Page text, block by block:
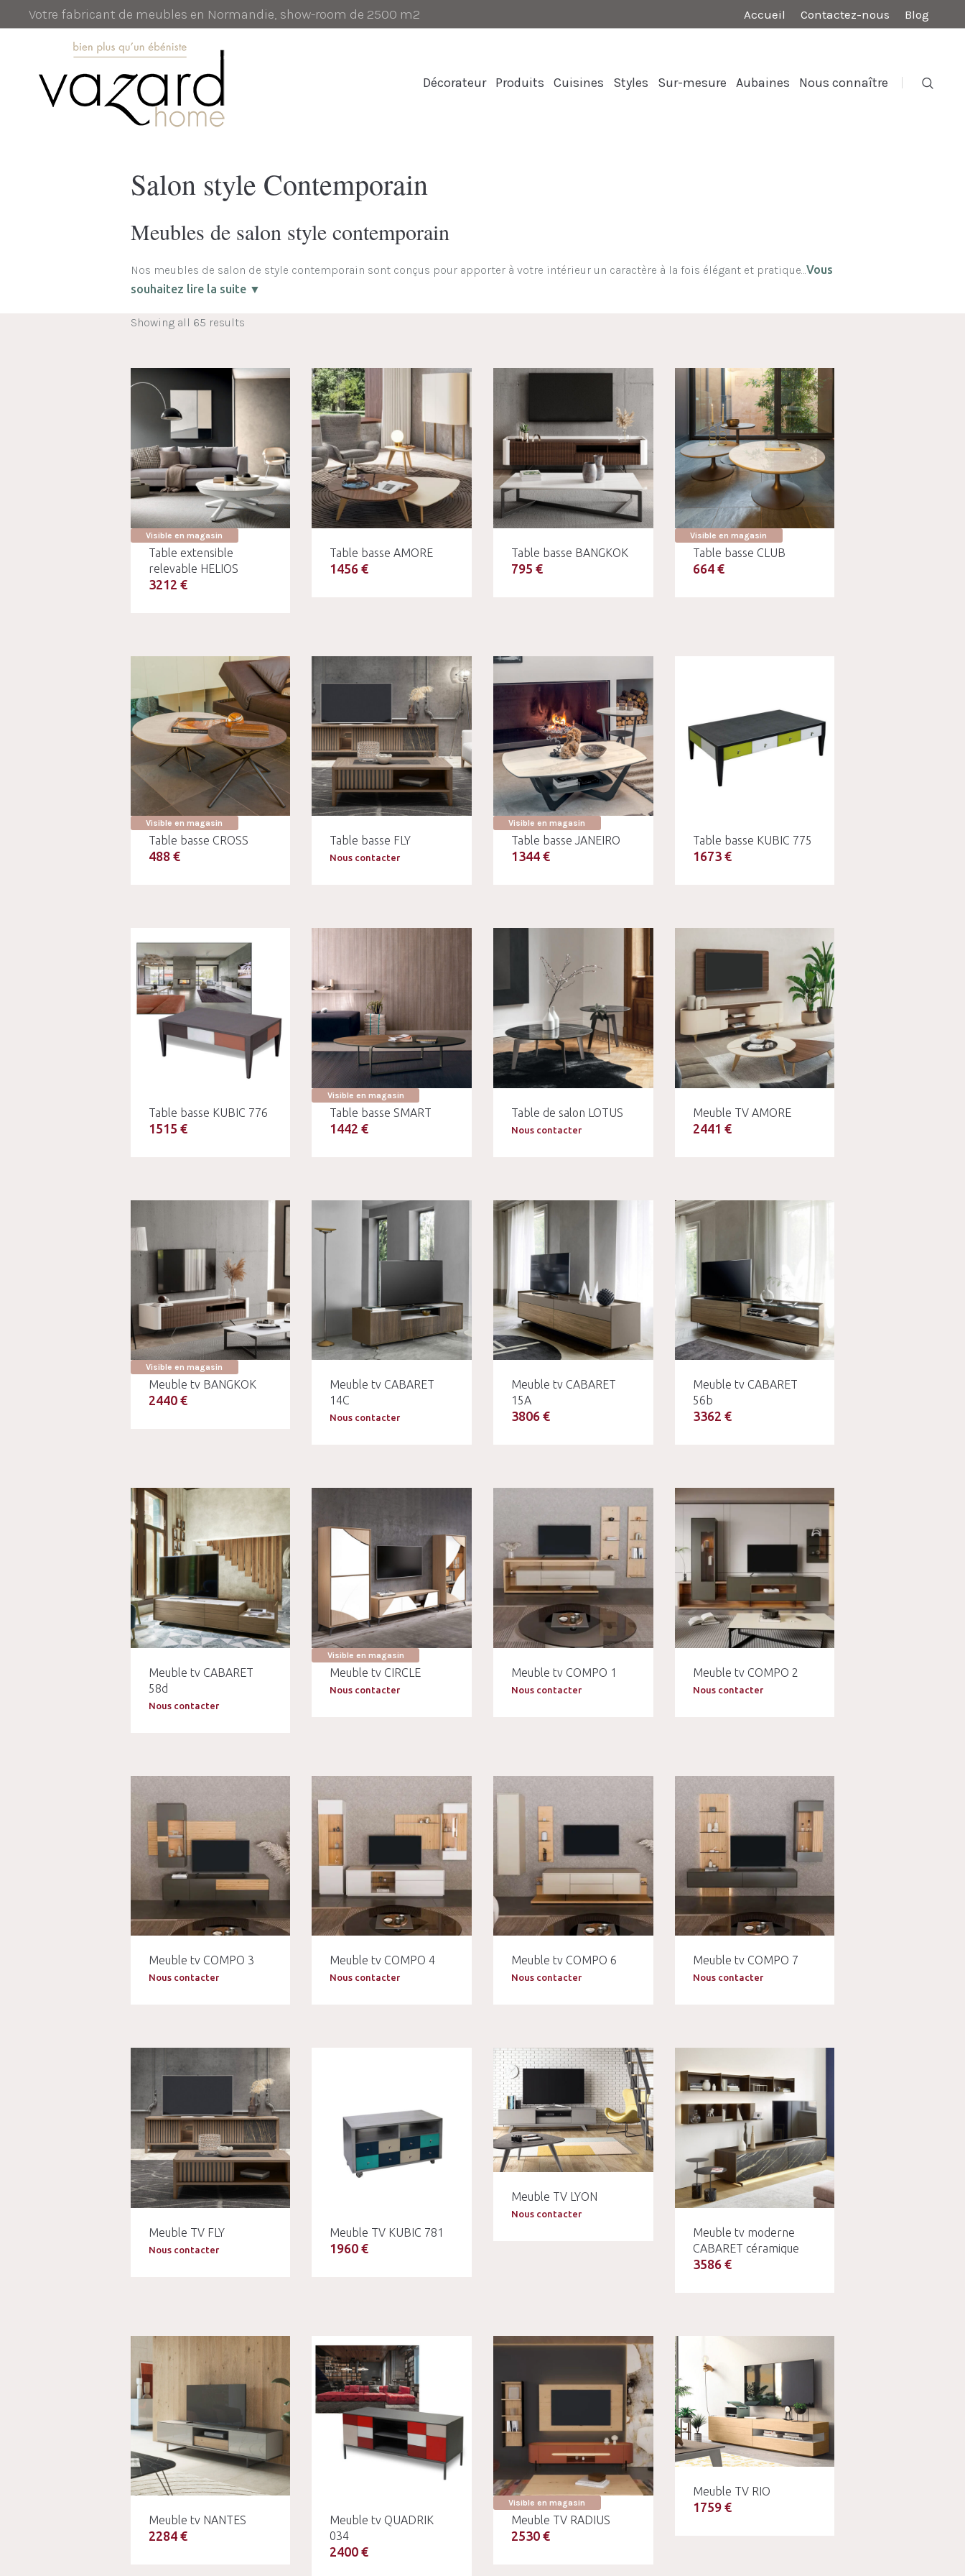
Accueil Contactez-nous Blog
Votre fabricant de meubles en Normandie, show-room de 2500 m2
Décorateur Produits Cuisines Styles Sur-mesure Aubaines Nous connaître
Salon style Contemporain
Meubles de salon style contemporain
Nos meubles de salon de style contemporain sont conçus pour apporter à votre intérieur un caractère à la fois élégant et pratique…Vous
souhaitez lire la suite ▼
Showing all 65 results
Visible en magasin
Table extensible
relevable HELIOS
3212 €
Table basse AMORE
1456 €
Table basse BANGKOK
795 €
Visible en magasin
Table basse CLUB
664 €
Visible en magasin
Table basse CROSS
488 €
Table basse FLY
Nous contacter
Visible en magasin
Table basse JANEIRO
1344 €
Table basse KUBIC 775
1673 €
Table basse KUBIC 776
1515 €
Visible en magasin
Table basse SMART
1442 €
Table de salon LOTUS
Nous contacter
Meuble TV AMORE
2441 €
Visible en magasin
Meuble tv BANGKOK
2440 €
Meuble tv CABARET
14C
Nous contacter
Meuble tv CABARET
15A
3806 €
Meuble tv CABARET
56b
3362 €
Meuble tv CABARET
58d
Nous contacter
Visible en magasin
Meuble tv CIRCLE
Nous contacter
Meuble tv COMPO 1
Nous contacter
Meuble tv COMPO 2
Nous contacter
Meuble tv COMPO 3
Nous contacter
Meuble tv COMPO 4
Nous contacter
Meuble tv COMPO 6
Nous contacter
Meuble tv COMPO 7
Nous contacter
Meuble TV FLY
Nous contacter
Meuble TV KUBIC 781
1960 €
Meuble TV LYON
Nous contacter
Meuble tv moderne
CABARET céramique
3586 €
Meuble tv NANTES
2284 €
Meuble tv QUADRIK
034
2400 €
Visible en magasin
Meuble TV RADIUS
2530 €
Meuble TV RIO
1759 €